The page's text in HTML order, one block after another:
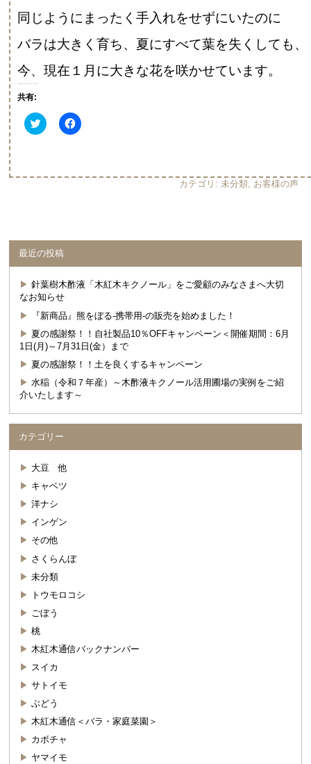
同じようにまったく手入れをせずにいたのに
バラは大きく育ち、夏にすべて葉を失くしても、
今、現在１月に大きな花を咲かせています。
共有:
ク
リ
Twitter
ウ
ィ
ン
ド
で
開
き
ま
す)
Facebook
で
に
て
さ
(新
ウ
ィ
ン
ド
ウ
開
ま
す)
カテゴリ: 未分類, お客様の声
最近の投稿
針葉樹木酢液「木紅木キクノール」をご愛顧のみなさまへ大切
なお知らせ
『新商品』熊をぼる-携帯用-の販売を始めました！
夏の感謝祭！！自社製品10％OFFキャンペーン＜開催期間：6月
1日(月)～7月31日(金）まで
夏の感謝祭！！土を良くするキャンペーン
水稲（令和７年産）～木酢液キクノール活用圃場の実例をご紹
介いたします～
カテゴリー
大豆 他
キャベツ
洋ナシ
インゲン
その他
さくらんぼ
未分類
トウモロコシ
ごぼう
桃
木紅木通信バックナンバー
スイカ
サトイモ
ぶどう
木紅木通信＜バラ・家庭菜園＞
カボチャ
ヤマイモ